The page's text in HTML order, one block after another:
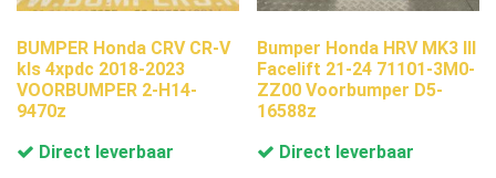
BUMPER Honda CRV CR-V
kls 4xpdc 2018-2023
VOORBUMPER 2-H14-
9470z
Direct leverbaar
Bumper Honda HRV MK3 III
Facelift 21-24 71101-3M0-
ZZ00 Voorbumper D5-
16588z
Direct leverbaar